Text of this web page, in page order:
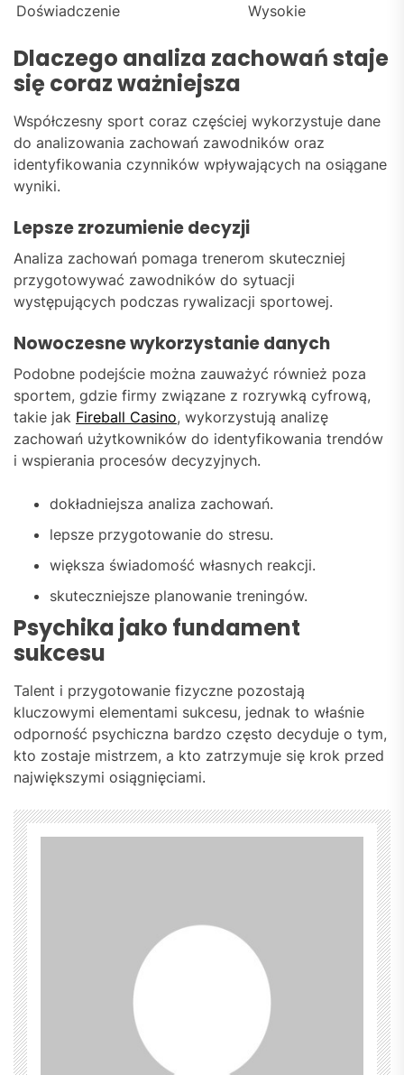
Doświadczenie
Wysokie
Dlaczego analiza zachowań staje
się coraz ważniejsza
Współczesny sport coraz częściej wykorzystuje dane
do analizowania zachowań zawodników oraz
identyfikowania czynników wpływających na osiągane
wyniki.
Lepsze zrozumienie decyzji
Analiza zachowań pomaga trenerom skuteczniej
przygotowywać zawodników do sytuacji
występujących podczas rywalizacji sportowej.
Nowoczesne wykorzystanie danych
Podobne podejście można zauważyć również poza
sportem, gdzie firmy związane z rozrywką cyfrową,
takie jak Fireball Casino, wykorzystują analizę
zachowań użytkowników do identyfikowania trendów
i wspierania procesów decyzyjnych.
dokładniejsza analiza zachowań.
lepsze przygotowanie do stresu.
większa świadomość własnych reakcji.
skuteczniejsze planowanie treningów.
Psychika jako fundament
sukcesu
Talent i przygotowanie fizyczne pozostają
kluczowymi elementami sukcesu, jednak to właśnie
odporność psychiczna bardzo często decyduje o tym,
kto zostaje mistrzem, a kto zatrzymuje się krok przed
największymi osiągnięciami.